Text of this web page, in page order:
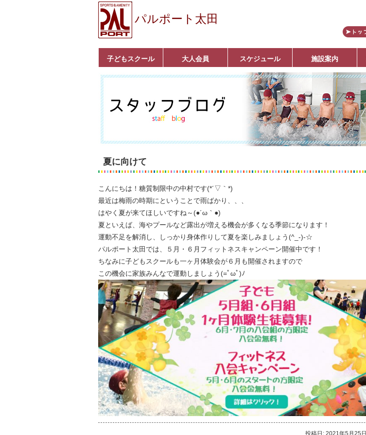
パルポート太田
子どもスクール
ベビーコース
幼児コース
小学生コース
育成コース
選手コース
キッズパーク(体操教
室)
クラシックバレエ
ボルダリング
■入会案内
大人会員
いきいきコース
トライアスロン
フィットネス
■入会案内
スケジュール 施設案内
夏に向けて
こんにちは！糖質制限中の中村です(*´▽｀*)
最近は梅雨の時期にということで雨ばかり、、、
はやく夏が来てほしいですね～(●´ω｀●)
夏といえば、海やプールなど露出が増える機会が多くなる季節になります！
運動不足を解消し、しっかり身体作りして夏を楽しみましょう(^_-)-☆
パルポート太田では、５月・６月フィットネスキャンペーン開催中です！
ちなみに子どもスクールも一ヶ月体験会が６月も開催されますので
この機会に家族みんなで運動しましょう(=ﾟωﾟ)ﾉ
投稿日: 2021年5月25日